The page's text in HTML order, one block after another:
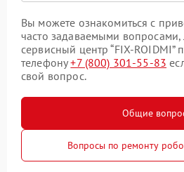
Вы можете ознакомиться с
часто задаваемыми вопросами,
сервисный центр “FIX-ROIDMI”
телефону+7 (800) 301-55-83
свой вопрос.
Общие
Вопросы по ремонту